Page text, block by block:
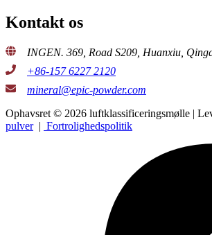
Kontakt os
INGEN. 369, Road S209, Huanxiu,
+86-157 6227 2120
mineral@epic-powder.com
Ophavsret © 2026 luftklassificeringsmølle |
pulver| Fortrolighedspolitik